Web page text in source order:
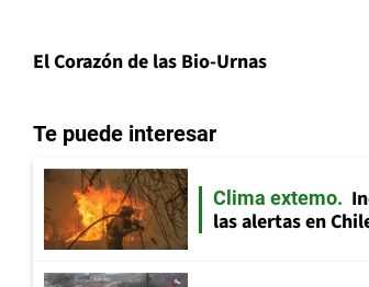
El Corazón de las Bio-Urnas
Te puede interesar
Clima extemo
las alertas en